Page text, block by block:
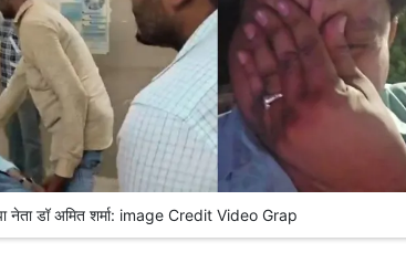
नेता डॉ अमित शर्मा: image Credit Video Grap